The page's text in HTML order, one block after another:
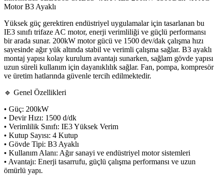
Motor B3 Ayaklı
Yüksek güç gerektiren endüstriyel uygulamalar için tasarlanan bu
IE3 sınıfı trifaze AC motor, enerji verimliliği ve güçlü performansı
bir arada sunar. 200kW motor gücü ve 1500 dev/dak çalışma hızı
sayesinde ağır yük altında stabil ve verimli çalışma sağlar. B3 ayaklı
montaj yapısı kolay kurulum avantajı sunarken, sağlam gövde yapısı
uzun süreli kullanım için dayanıklılık sağlar. Fan, pompa, kompresör
ve üretim hatlarında güvenle tercih edilmektedir.
🔹 Genel Özellikleri
• Güç: 200kW
• Devir Hızı: 1500 d/dk
• Verimlilik Sınıfı: IE3 Yüksek Verim
• Kutup Sayısı: 4 Kutup
• Gövde Tipi: B3 Ayaklı
• Kullanım Alanı: Ağır sanayi ve endüstriyel motor sistemleri
• Avantajı: Enerji tasarrufu, güçlü çalışma performansı ve uzun
ömürlü yapı.